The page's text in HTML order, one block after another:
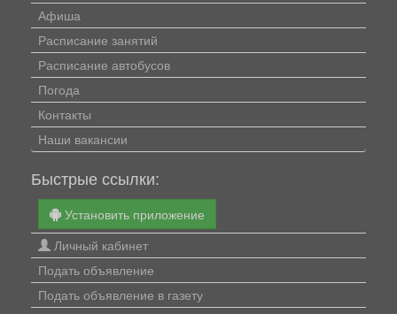
Афиша
Расписание занятий
Расписание автобусов
Погода
Контакты
Наши вакансии
Быстрые ссылки:
Установить приложение
Личный кабинет
Подать объявление
Подать объявление в газету